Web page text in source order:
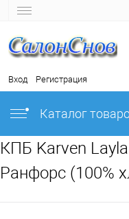
Вход Регистрация
Каталог
КПБ Karven
Ранфорс (100%